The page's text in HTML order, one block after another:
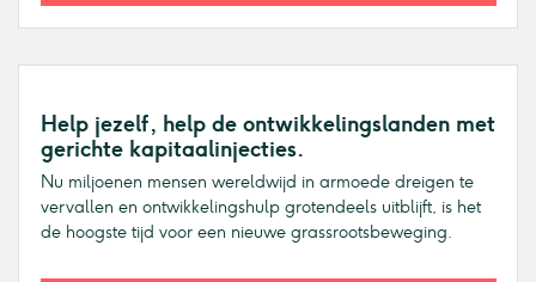
Help jezelf, help de ontwikkelingslanden met
gerichte kapitaalinjecties.
Nu miljoenen mensen wereldwijd in armoede dreigen te
vervallen en ontwikkelingshulp grotendeels uitblijft, is het
de hoogste tijd voor een nieuwe grassrootsbeweging.